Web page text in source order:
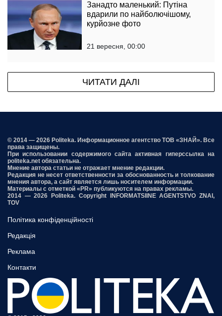
Занадто маленький: Путіна
вдарили по найболючішому,
курйозне фото
21 вересня, 00:00
ЧИТАТИ ДАЛІ
© 2014 — 2026 Politeka. Информационное агентство ТОВ «ЗНАЙ». Все
права защищены.
При использовании содержимого сайта активная гиперссылка на
politeka.net обязательна.
Мнение автора статьи не отражает мнение редакции.
Редакция не несет ответственности за обоснованность и толкование
мнения автора, а сайт является лишь носителем информации.
Материалы с отметкой «PR» публикуются на правах рекламы.
2014 — 2026 Politeka. Copyright INFORMATSIINE AGENTSTVO ZNAI,
TOV
Політика конфіденційності
Редакція
Реклама
Контакти